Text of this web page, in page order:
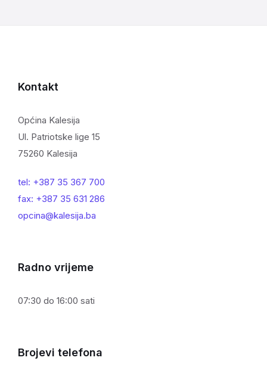
Kontakt
Općina Kalesija
Ul. Patriotske lige 15
75260 Kalesija
tel: +387 35 367 700
fax: +387 35 631 286
opcina@kalesija.ba
Radno vrijeme
07:30 do 16:00 sati
Brojevi telefona